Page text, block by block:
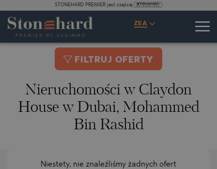
STONEHARD PREMIER jest częścią
ZEA
FILTRUJ OFERTY
Nieruchomości w Claydon
House w Dubai, Mohammed
Bin Rashid
Niestety, nie znaleźliśmy żadnych ofert